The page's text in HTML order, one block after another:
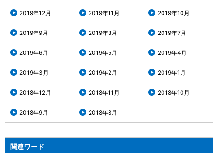
2019年12月 2019年11月 2019年10月
2019年9月 2019年8月 2019年7月
2019年6月 2019年5月 2019年4月
2019年3月 2019年2月 2019年1月
2018年12月 2018年11月 2018年10月
2018年9月 2018年8月
関連ワード